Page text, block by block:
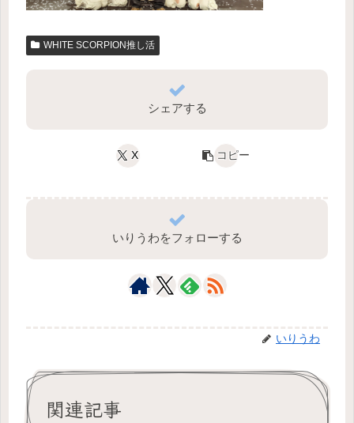
WHITE SCORPION推し活
シェアする
X コピー
いりうわをフォローする
いりうわ
関連記事